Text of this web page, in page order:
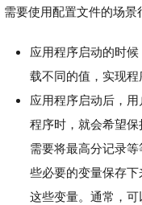
需要使用配置文件的场景
应用程序启动的时
载不同的值，实现程
应用程序启动后，
程序时，就会希望
需要将最高分记录
些必要的变量保存
这些变量。通常，可